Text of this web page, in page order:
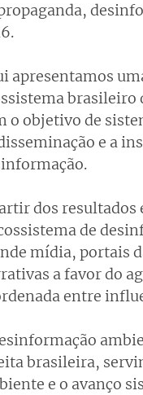
apresentamos
brasileiro
o objetivo de
e a
dos resultados
de
mídia, portais
a favor do
entre
brasileira,
e o avanço